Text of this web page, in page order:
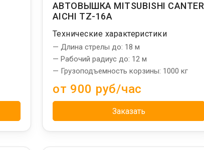
АВТОВЫШКА MITSUBISHI CANTER
AICHI TZ-16A
Технические характеристики
— Длина стрелы до: 18 м
— Рабочий радиус до: 12 м
— Грузоподъемность корзины: 1000 кг
от 900 руб/час
Заказать